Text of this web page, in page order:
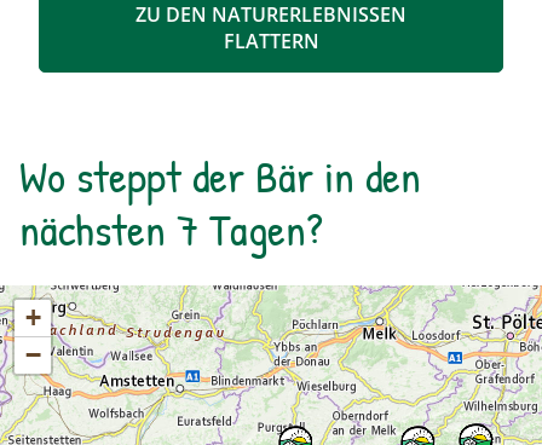
Kräutern, Baum-Harzen und Wurzeln und
Apotheke der Natur – Im Naturparkhaus im
Bergsteigerdorf Ginzling und in der Tyrolia
Mayrhofen erhältllich!
ZU DEN NATURERLEBNISSEN
FLATTERN
Wo steppt der Bär in den
nächsten 7 Tagen?
+
−